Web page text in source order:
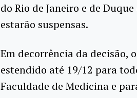
do Rio de Janeiro e de
estarão suspensas.
Em decorrência da decisão,
estendido até 19/12 para
Faculdade de Medicina e